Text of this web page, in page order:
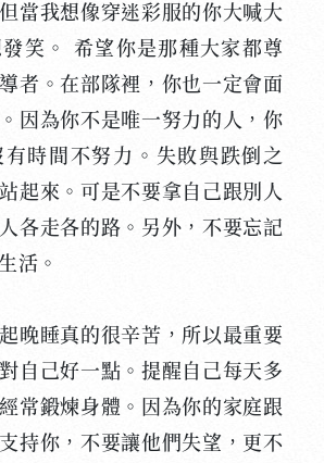
當我想像穿迷彩服的你大喊大
笑。 希望你是那種大家都尊
者。在部隊裡，你也一定會面
因為你不是唯一努力的人，你
時間不努力。失敗與跌倒之
起來。可是不要拿自己跟別人
各走各的路。另外，不要忘記
活。
睡真的很辛苦，所以最重要
自己好一點。提醒自己每天多
常鍛煉身體。因為你的家庭跟
持你，不要讓他們失望，更不